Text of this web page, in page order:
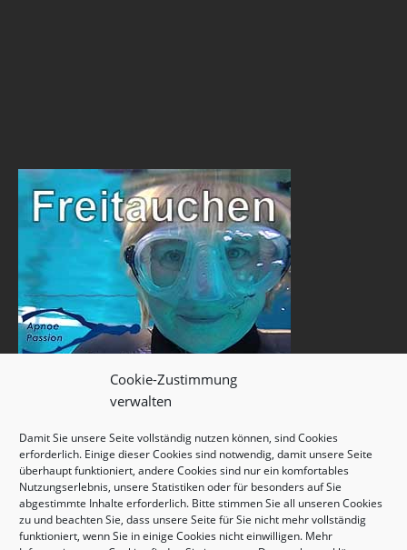
Cookie-Zustimmung
verwalten
Damit Sie unsere Seite vollständig nutzen können, sind Cookies
erforderlich. Einige dieser Cookies sind notwendig, damit unsere Seite
überhaupt funktioniert, andere Cookies sind nur ein komfortables
Nutzungserlebnis, unsere Statistiken oder für besonders auf Sie
abgestimmte Inhalte erforderlich. Bitte stimmen Sie all unseren Cookies
zu und beachten Sie, dass unsere Seite für Sie nicht mehr vollständig
funktioniert, wenn Sie in einige Cookies nicht einwilligen. Mehr